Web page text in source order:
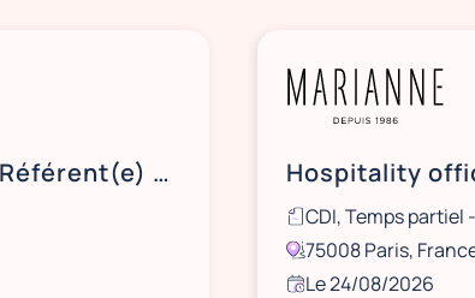
CDI TEMPS PLEIN – Référent(e) de site / Hôte(sse) d’accueil standardiste – Cabinet d’avocats international 75008 Paris
CDI, Temps partiel
75008 Paris,
Le 24/08/2026